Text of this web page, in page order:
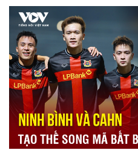
Thể thao
Bóng đá
Lịch thi đấu bóng đá
Thế giới thể thao
eSports
Hậu trường